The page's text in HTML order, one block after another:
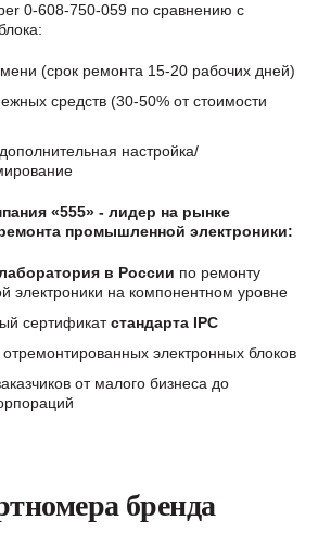
0-608-750-059 по сравнению с
(срок ремонта 15-20 рабочих дней)
средств (30-50% от стоимости
настройка/
«555» - лидер на рынке
промышленной электроники:
в России по ремонту
электроники на компонентном уровне
сертификатстандарта IPC
отремонтированных электронных блоков
от малого бизнеса до
бренда